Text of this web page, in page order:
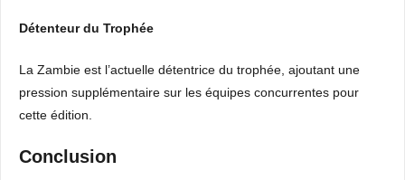
Détenteur du Trophée
La Zambie est l’actuelle détentrice du trophée, ajoutant une
pression supplémentaire sur les équipes concurrentes pour
cette édition.
Conclusion